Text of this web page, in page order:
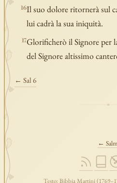
16Il suo dolore ritornerà sul
lui cadrà la sua iniquità.
17Glorificherò il Signore per
del Signore altissimo
← Sal 6
←
Testo: Bibbia Martini